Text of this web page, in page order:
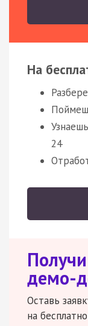
На
24
демо-
Оставь
на